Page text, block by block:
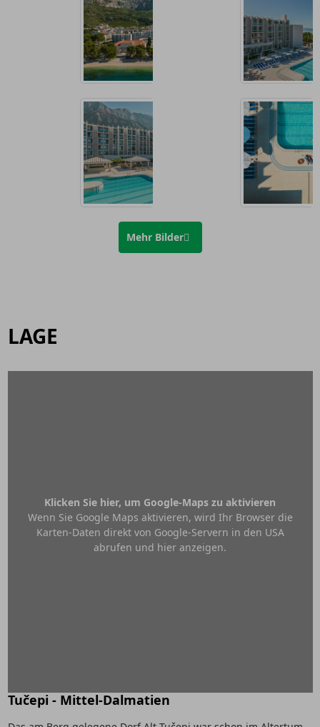
Mehr Bilder
LAGE
Klicken Sie hier, um Google-Maps zu aktivieren
Wenn Sie Google Maps aktivieren, wird Ihr Browser die
Karten-Daten direkt von Google-Servern in den USA
abrufen und hier anzeigen.
Tučepi - Mittel-Dalmatien